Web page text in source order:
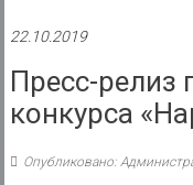
22.10.2019
Пресс-релиз
конкурса
Опубликовано: